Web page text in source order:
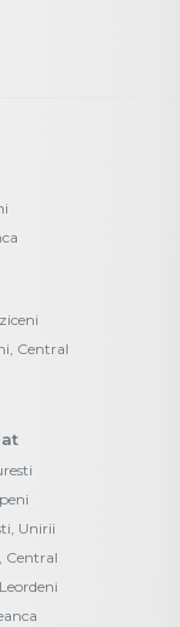
Central
Unirii
Central